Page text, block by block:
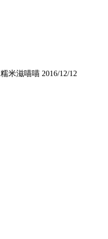
糯米滋喵喵 2016/12/12